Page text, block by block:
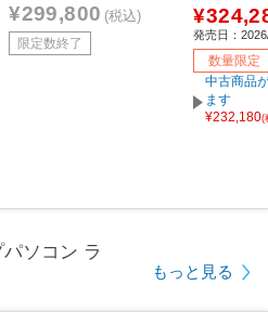
¥299,800 (税込)
限定数終了
MD Ryzen
ク ［27型 /
ome /メモ
D：1TB /
ersonal /
ル］
発売日：
数量限定
中古商品
ます
¥232,180(
ソコン ラ
もっと見る